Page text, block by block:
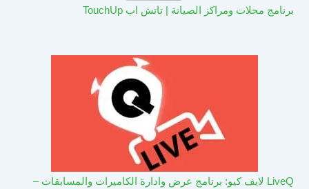
برنامج محلات ومراكز الصيانة | تاتش اب TouchUp
LiveQ لايف كيو: برنامج عرض وادارة الكاميرات والمسابقات –